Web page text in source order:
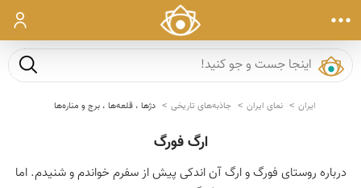
ورود
جست و
ایران نمای ایران جاذبه‌های تاریخی دژها ، قلعه‌ها ، برج و مناره‌ها
ارگ فورگ
درباره روستای فورگ و ارگ آن اندکی پیش از سفرم خواندم و شنیدم. اما